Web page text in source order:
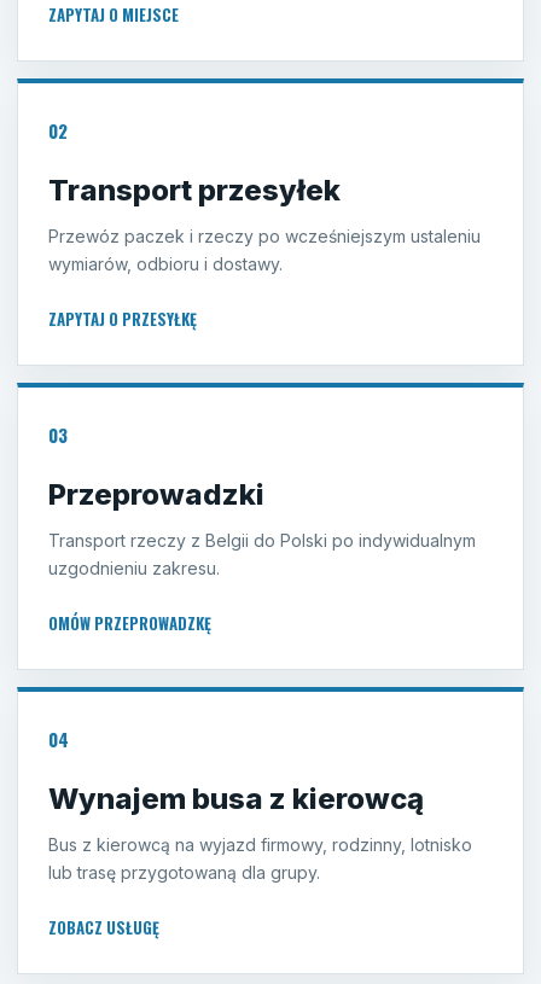
ZAPYTAJ O MIEJSCE
02
Transport przesyłek
Przewóz paczek i rzeczy po wcześniejszym ustaleniu
wymiarów, odbioru i dostawy.
ZAPYTAJ O PRZESYŁKĘ
03
Przeprowadzki
Transport rzeczy z Belgii do Polski po indywidualnym
uzgodnieniu zakresu.
OMÓW PRZEPROWADZKĘ
04
Wynajem busa z kierowcą
Bus z kierowcą na wyjazd firmowy, rodzinny, lotnisko
lub trasę przygotowaną dla grupy.
ZOBACZ USŁUGĘ